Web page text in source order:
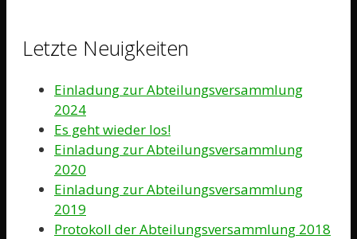
Letzte Neuigkeiten
Einladung zur Abteilungsversammlung
2024
Es geht wieder los!
Einladung zur Abteilungsversammlung
2020
Einladung zur Abteilungsversammlung
2019
Protokoll der Abteilungsversammlung 2018